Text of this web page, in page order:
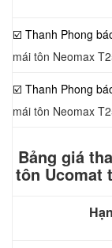
☑️ Thanh Phong
mái tôn Neomax
☑️ Thanh Phong
mái tôn Neomax
Bảng giá
tôn Ucomat